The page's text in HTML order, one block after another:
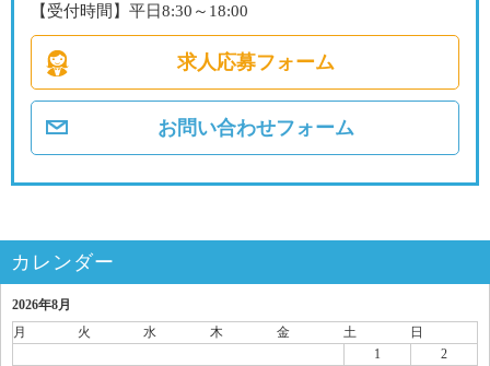
【受付時間】平日8:30～18:00
求人応募フォーム
お問い合わせフォーム
カレンダー
2026年8月
月
火 水 木 金 土
日
1
2